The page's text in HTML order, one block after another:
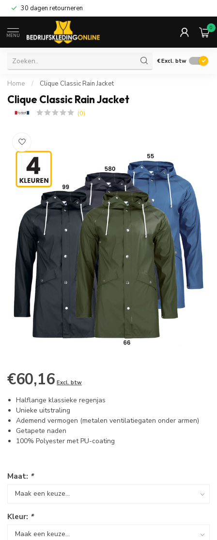
30 dagen retourneren
MENU
0
€Excl. btw
Home / Clique Classic Rain Jacket
Clique Classic Rain Jacket
(0)
€60,16 Excl. btw
Halflange klassieke regenjas
Unieke uitstraling
Ademend vermogen (metalen ventilatiegaten onder armen)
Getapete naden
100% Polyester met PU-coating
Maat: *
Kleur: *